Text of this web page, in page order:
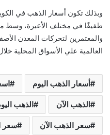
وبذلك تكون أسعار الذهب في
طفيفًا في مختلف الأعيرة، وسط
والمعتمرين لتحركات المعدن
العالمية علي الأسواق المحلية
أسعار الذهب اليوم
الذهب الآن الذهب
سعر الذهب الآن سعر